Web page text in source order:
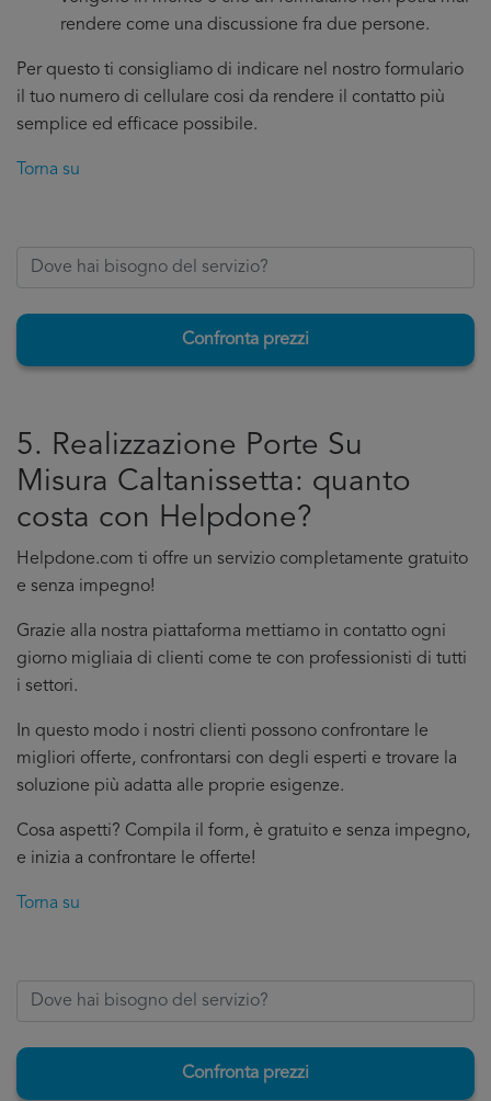
rendere come una discussione fra due persone.
Per questo ti consigliamo di indicare nel nostro formulario
il tuo numero di cellulare cosi da rendere il contatto più
semplice ed efficace possibile.
Torna su
Confronta prezzi
5. Realizzazione Porte Su
Misura Caltanissetta: quanto
costa con Helpdone?
Helpdone.com ti offre un servizio completamente gratuito
e senza impegno!
Grazie alla nostra piattaforma mettiamo in contatto ogni
giorno migliaia di clienti come te con professionisti di tutti
i settori.
In questo modo i nostri clienti possono confrontare le
migliori offerte, confrontarsi con degli esperti e trovare la
soluzione più adatta alle proprie esigenze.
Cosa aspetti? Compila il form, è gratuito e senza impegno,
e inizia a confrontare le offerte!
Torna su
Confronta prezzi